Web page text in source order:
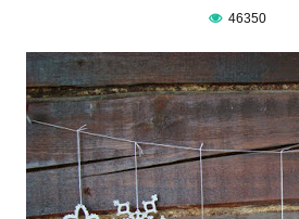
46350